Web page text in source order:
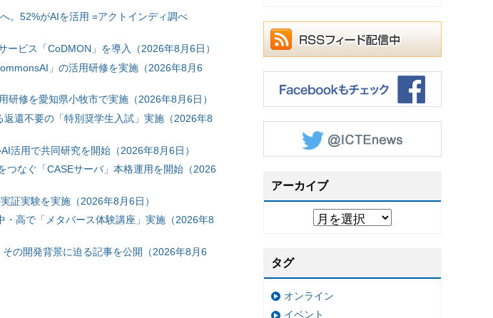
。52%がAIを活用 =アクトインディ調べ
ビス「CoDMON」を導入（2026年8月6日）
」の活用研修を実施（2026年8月6
修を愛知県小牧市で実施（2026年8月6日）
還不要の「特別奨学生入試」実施（2026年8
活用で共同研究を開始（2026年8月6日）
つなぐ「CASEサーバ」本格運用を開始（2026
証実験を実施（2026年8月6日）
高で「メタバース体験講座」実施（2026年8
の開発背景に迫る記事を公開（2026年8月6
アーカイブ
タグ
オンライン
イベント